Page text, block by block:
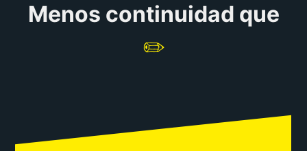
Menos continuidad que
✏️